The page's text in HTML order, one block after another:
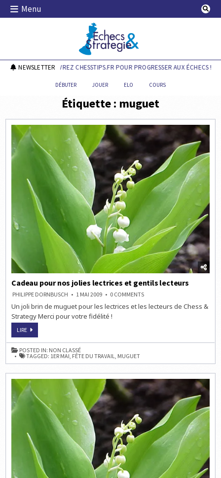
Skip
Menu
Echecs & Stratégie
NEWSLETTER
DÉCOUVREZ CHESSTIPS.FR POUR PROGRESSER AUX ÉCHECS !
DÉBUTER JOUER ELO COURS
Étiquette : muguet
Cadeau pour nos jolies lectrices et gentils lecteurs
PHILIPPE DORNBUSCH 1 MAI 2009 0 COMMENTSON
POUR
LECTEURS
Un joli brin de muguet pour les lectrices et les lecteurs de Chess &
Strategy Merci pour votre fidélité !
LIRECADEAU
NOS
JOLIES
LECTRICES
ET
GENTILS
POSTED IN: NON CLASSÉ
TAGGED: 1ER MAI, FÊTE DU TRAVAIL, MUGUET